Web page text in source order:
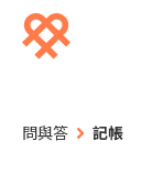
問與答 記帳